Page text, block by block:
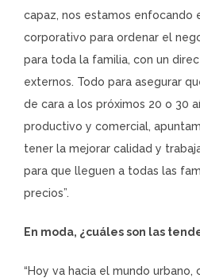
capaz, nos estamos enfocando
corporativo para ordenar el
para toda la familia, con un
externos. Todo para asegurar
de cara a los próximos 20 o 30
productivo y comercial,
tener la mejorar calidad y
para que lleguen a todas las
precios”.
En moda, ¿cuáles son las
“Hoy va hacia el mundo urbano,